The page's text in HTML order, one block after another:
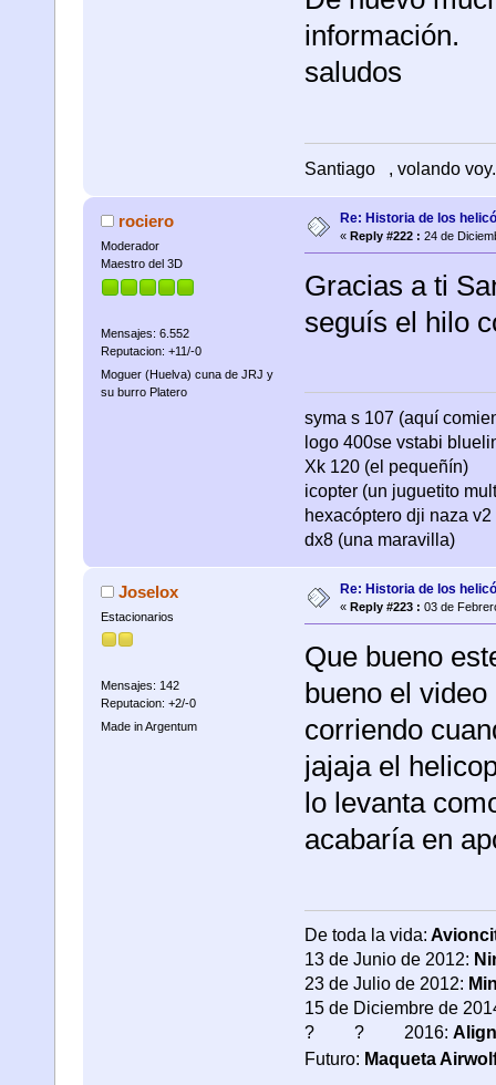
información.
saludos
Santiago , volando
rociero
Moderador
Maestro del 3D
Mensajes: 6.552
Reputacion: +11/-0
Moguer (Huelva) cuna de JRJ y
su burro Platero
Re: Historia de los
« Reply #222 : 24 de
Gracias a ti
seguís el hilo
syma s 107 (aquí
logo 400se vstabi
Xk 120 (el pequeñín)
icopter (un juguetito
hexacóptero dji naza
dx8 (una maravilla)
Joselox
Estacionarios
Mensajes: 142
Reputacion: +2/-0
Made in Argentum
Re: Historia de los
« Reply #223 : 03 de
Que bueno
bueno el
corriendo
jajaja el
lo levanta
acabaría en
De toda la vida:
13 de Junio de 2012:
23 de Julio de 2012:
15 de Diciembre de
? ? 2016:
Futuro: Maqueta